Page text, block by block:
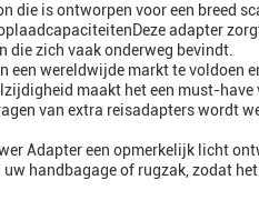
die is ontworpen voor een breed
adapter
die zich vaak onderweg bevindt.
een wereldwijde markt te voldoen
maakt het een must-
van extra reisadapters wordt
Adapter een opmerkelijk licht
handbagage of rugzak, zodat